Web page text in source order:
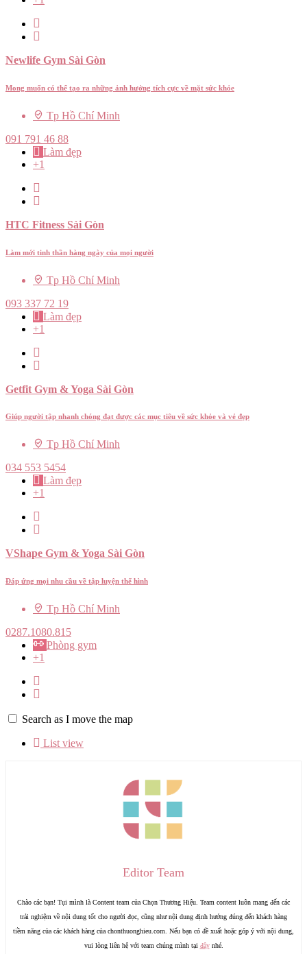
Newlife Gym Sài Gòn
Mong muốn có thể tạo ra những ảnh hưởng tích cực về mặt sức khỏe
Tp Hồ Chí Minh
091 791 46 88
Làm đẹp
+1
HTC Fitness Sài Gòn
Làm mới tinh thần hàng ngày của mọi người
Tp Hồ Chí Minh
093 337 72 19
Làm đẹp
+1
Getfit Gym & Yoga Sài Gòn
Giúp người tập nhanh chóng đạt được các mục tiêu về sức khỏe và vẻ đẹp
Tp Hồ Chí Minh
034 553 5454
Làm đẹp
+1
VShape Gym & Yoga Sài Gòn
Đáp ứng mọi nhu cầu về tập luyện thể hình
Tp Hồ Chí Minh
0287.1080.815
Phòng gym
+1
Search as I move the map
List view
Editor Team
Chào các bạn! Tụi mình là Content team của Chọn Thương Hiệu. Team content luôn mang đến các
trải nghiệm về nội dung tốt cho người đọc, cũng như nội dung định hướng đúng đến khách hàng
tiềm năng của các khách hàng của chonthuonghieu.com. Nếu bạn có đề xuất hoặc góp ý với nội dung,
vui lòng liên hệ với team chúng mình tại đâynhé.